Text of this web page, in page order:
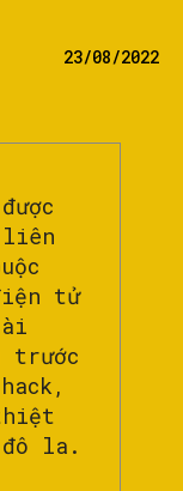
23/08/2022
tử
trước
la.